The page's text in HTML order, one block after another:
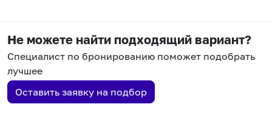
Не можете найти подходящий вариант?
Специалист по бронированию поможет подобрать
лучшее
Оставить заявку на подбор